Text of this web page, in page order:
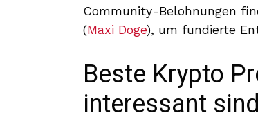
Community-Belohnungen
(Maxi Doge), um fundierte
Beste Krypto
interessant sind